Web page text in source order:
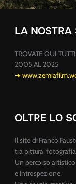
LA NOSTRA
TROVATE QUI
2005 AL 2025
➔
OLTRE LO
Il sito di Franco
tra pittura,
Un percorso
e introspezione.